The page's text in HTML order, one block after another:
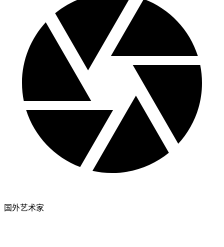
国外艺术家